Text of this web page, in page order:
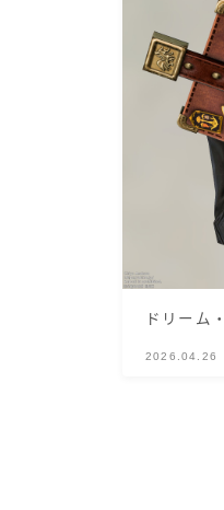
ドリーム
2026.04.26